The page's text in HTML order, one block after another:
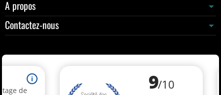
A propos
Contactez-nous